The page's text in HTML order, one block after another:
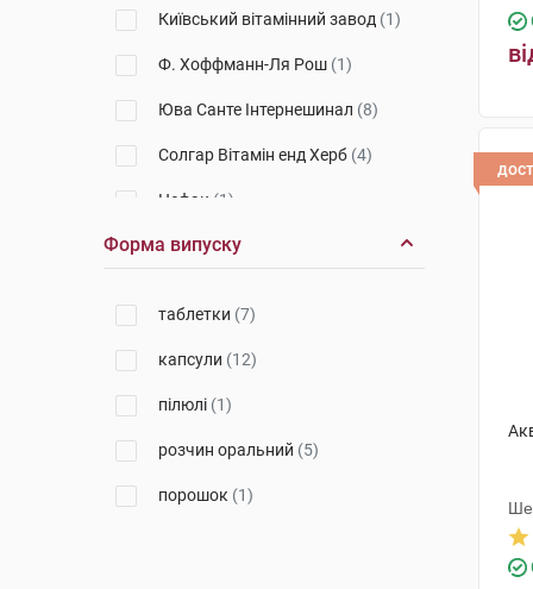
Київський вітамінний завод (1)
Ф. Хоффманн-Ля Рош (1)
Юва Санте Інтернешинал (8)
Солгар Вітамін енд Херб (4)
Цефак (1)
Лабораторiос БIО-ДIС Еспанія
(1)
Байоділ Фармасьютікалс
Технолог(1)
Форма випуску
таблетки (7)
капсули (12)
пілюлі (1)
розчин оральний (5)
порошок (1)